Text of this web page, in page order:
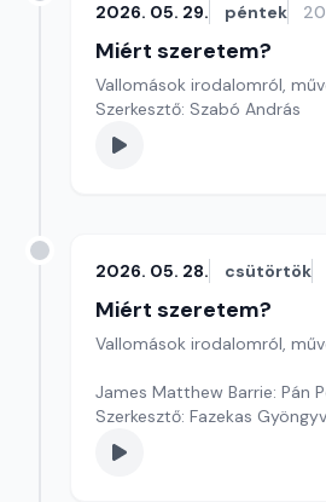
2026. 05. 29. péntek
Miért szeretem?
Vallomások irodalomról,
Szerkesztő: Szabó András
2026. 05. 28. csütörtök
Miért szeretem?
Vallomások irodalomról,
James Matthew Barrie: Pán
Szerkesztő: Fazekas